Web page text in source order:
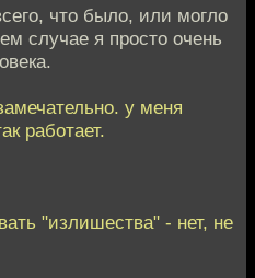
что было, или могло
случае я просто очень
у меня
работает.
"излишества" - нет, не